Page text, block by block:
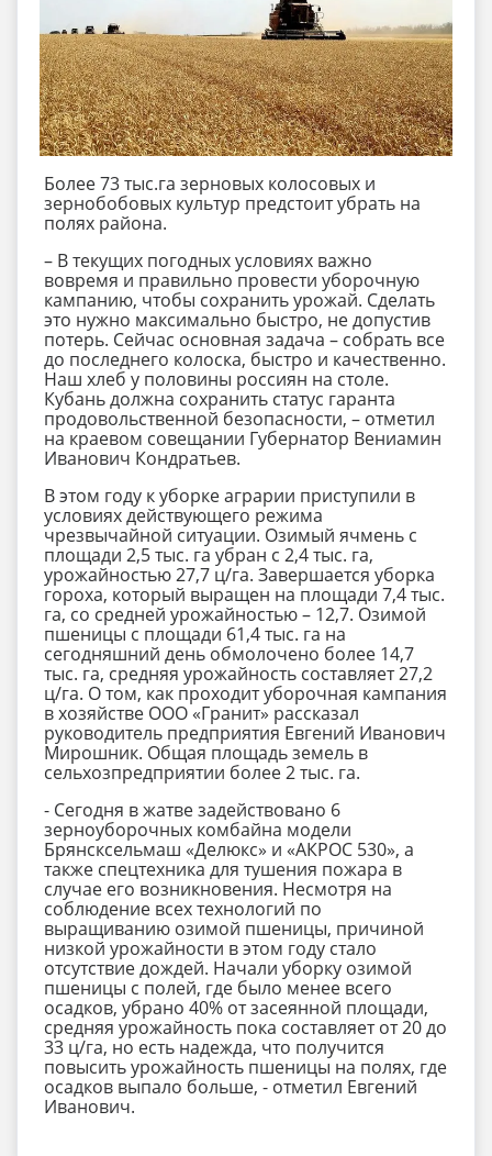
Более 73 тыс.га зерновых колосовых и
зернобобовых культур предстоит убрать на
полях района.
– В текущих погодных условиях важно
вовремя и правильно провести уборочную
кампанию, чтобы сохранить урожай. Сделать
это нужно максимально быстро, не допустив
потерь. Сейчас основная задача – собрать все
до последнего колоска, быстро и качественно.
Наш хлеб у половины россиян на столе.
Кубань должна сохранить статус гаранта
продовольственной безопасности, – отметил
на краевом совещании Губернатор Вениамин
Иванович Кондратьев.
В этом году к уборке аграрии приступили в
условиях действующего режима
чрезвычайной ситуации. Озимый ячмень с
площади 2,5 тыс. га убран с 2,4 тыс. га,
урожайностью 27,7 ц/га. Завершается уборка
гороха, который выращен на площади 7,4 тыс.
га, со средней урожайностью – 12,7. Озимой
пшеницы с площади 61,4 тыс. га на
сегодняшний день обмолочено более 14,7
тыс. га, средняя урожайность составляет 27,2
ц/га. О том, как проходит уборочная кампания
в хозяйстве ООО «Гранит» рассказал
руководитель предприятия Евгений Иванович
Мирошник. Общая площадь земель в
сельхозпредприятии более 2 тыс. га.
- Сегодня в жатве задействовано 6
зерноуборочных комбайна модели
Брянсксельмаш «Делюкс» и «АКРОС 530», а
также спецтехника для тушения пожара в
случае его возникновения. Несмотря на
соблюдение всех технологий по
выращиванию озимой пшеницы, причиной
низкой урожайности в этом году стало
отсутствие дождей. Начали уборку озимой
пшеницы с полей, где было менее всего
осадков, убрано 40% от засеянной площади,
средняя урожайность пока составляет от 20 до
33 ц/га, но есть надежда, что получится
повысить урожайность пшеницы на полях, где
осадков выпало больше, - отметил Евгений
Иванович.